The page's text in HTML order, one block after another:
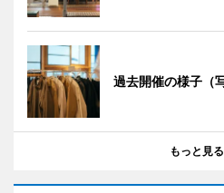
過去開催の様子（
もっと見る